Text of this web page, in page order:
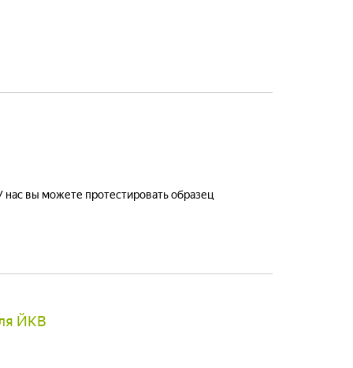
нас вы можете протестировать образец
ЙКВ